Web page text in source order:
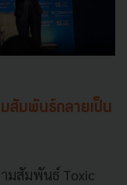
สัมพันธ์กลายเป็น
มสัมพันธ์ Toxic